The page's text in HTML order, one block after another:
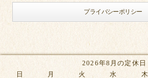
プライバシーポリシー
2026年8月の定休日
日
月 火 水 木